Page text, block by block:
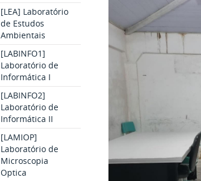
[LEA] Laboratório
de Estudos
Ambientais
[LABINFO1]
Laboratório de
Informática I
[LABINFO2]
Laboratório de
Informática II
[LAMIOP]
Laboratório de
Microscopia
Optica